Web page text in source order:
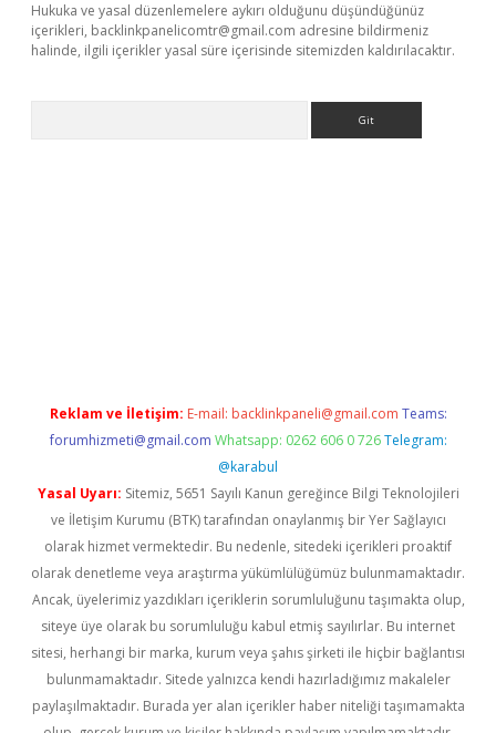
Hukuka ve yasal düzenlemelere aykırı olduğunu düşündüğünüz
içerikleri, backlinkpanelicomtr@gmail.com adresine bildirmeniz
halinde, ilgili içerikler yasal süre içerisinde sitemizden kaldırılacaktır.
Reklam ve İletişim: E-mail: backlinkpaneli@gmail.com Teams:
forumhizmeti@gmail.com Whatsapp: 0262 606 0 726 Telegram:
@karabul
Yasal Uyarı: Sitemiz, 5651 Sayılı Kanun gereğince Bilgi Teknolojileri
ve İletişim Kurumu (BTK) tarafından onaylanmış bir Yer Sağlayıcı
olarak hizmet vermektedir. Bu nedenle, sitedeki içerikleri proaktif
olarak denetleme veya araştırma yükümlülüğümüz bulunmamaktadır.
Ancak, üyelerimiz yazdıkları içeriklerin sorumluluğunu taşımakta olup,
siteye üye olarak bu sorumluluğu kabul etmiş sayılırlar. Bu internet
sitesi, herhangi bir marka, kurum veya şahıs şirketi ile hiçbir bağlantısı
bulunmamaktadır. Sitede yalnızca kendi hazırladığımız makaleler
paylaşılmaktadır. Burada yer alan içerikler haber niteliği taşımamakta